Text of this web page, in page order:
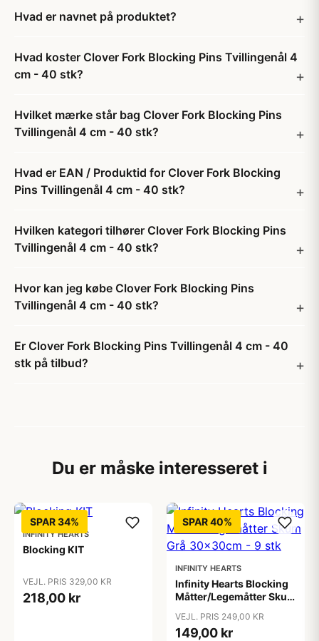
Hvad er navnet på produktet?
Hvad koster Clover Fork Blocking Pins Tvillingenål 4
cm - 40 stk?
Hvilket mærke står bag Clover Fork Blocking Pins
Tvillingenål 4 cm - 40 stk?
Hvad er EAN / Produktid for Clover Fork Blocking
Pins Tvillingenål 4 cm - 40 stk?
Hvilken kategori tilhører Clover Fork Blocking Pins
Tvillingenål 4 cm - 40 stk?
Hvor kan jeg købe Clover Fork Blocking Pins
Tvillingenål 4 cm - 40 stk?
Er Clover Fork Blocking Pins Tvillingenål 4 cm - 40
stk på tilbud?
Du er måske interesseret i
SPAR 34%
INFINITY HEARTS
Blocking KIT
VEJL. PRIS 329,00 KR
218,00 kr
SPAR 40%
INFINITY HEARTS
Infinity Hearts Blocking
Måtter/Legemåtter Skum
VEJL. PRIS 249,00 KR
149,00 kr